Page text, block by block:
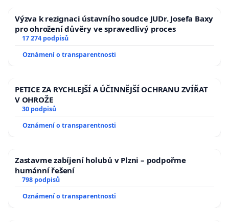
Výzva k rezignaci ústavního soudce JUDr. Josefa Baxy
pro ohrožení důvěry ve spravedlivý proces
17 274 podpisů
Oznámení o transparentnosti
PETICE ZA RYCHLEJŠÍ A ÚČINNĚJŠÍ OCHRANU ZVÍŘAT
V OHROŽE
30 podpisů
Oznámení o transparentnosti
Zastavme zabíjení holubů v Plzni – podpořme
humánní řešení
798 podpisů
Oznámení o transparentnosti